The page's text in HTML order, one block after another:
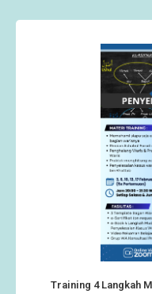
Training 4 Langkah